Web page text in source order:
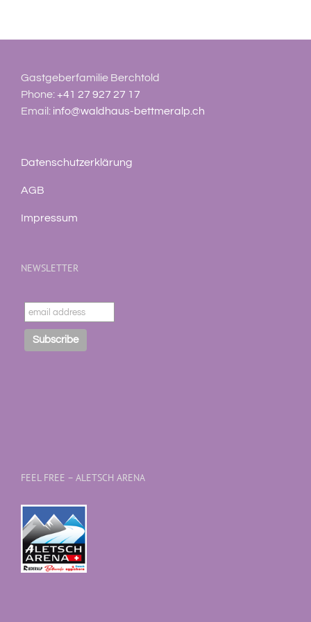
Gastgeberfamilie Berchtold
Phone:+41 27 927 27 17
Email: info@waldhaus-bettmeralp.ch
Datenschutzerklärung
AGB
Impressum
NEWSLETTER
FEEL FREE – ALETSCH ARENA